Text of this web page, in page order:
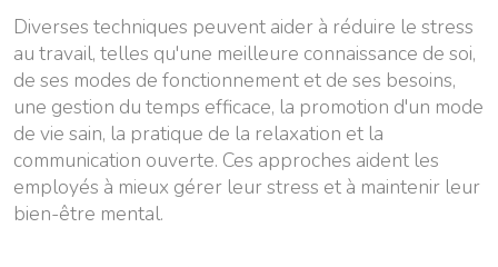
Diverses techniques peuvent aider à réduire le stress
au travail, telles qu'une meilleure connaissance de soi,
de ses modes de fonctionnement et de ses besoins,
une gestion du temps efficace, la promotion d'un mode
de vie sain, la pratique de la relaxation et la
communication ouverte. Ces approches aident les
employés à mieux gérer leur stress et à maintenir leur
bien-être mental.